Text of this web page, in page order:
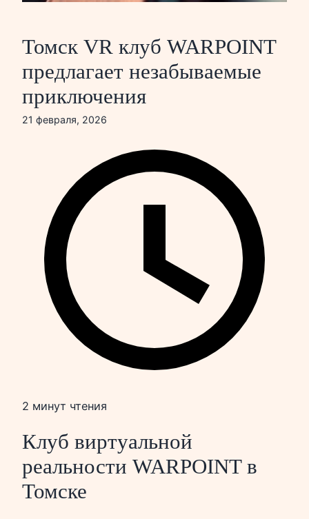
Томск VR клуб WARPOINT
предлагает незабываемые
приключения
21 февраля, 2026
2 минут чтения
Клуб виртуальной
реальности WARPOINT в
Томске